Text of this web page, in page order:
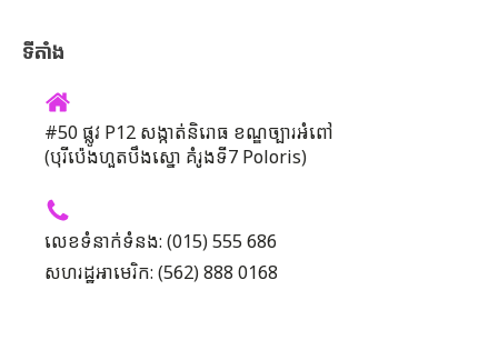
ទីតាំង
#50 ផ្លូវ P12 សង្កាត់និរោធ ខណ្ឌច្បារអំពៅ
(បុរីប៉េងហួតបឹងស្នោ គំរូងទី7 Poloris)
លេខទំនាក់ទំនង: (015) 555 686
សហរដ្ឋអាមេរិក: (562) 888 0168